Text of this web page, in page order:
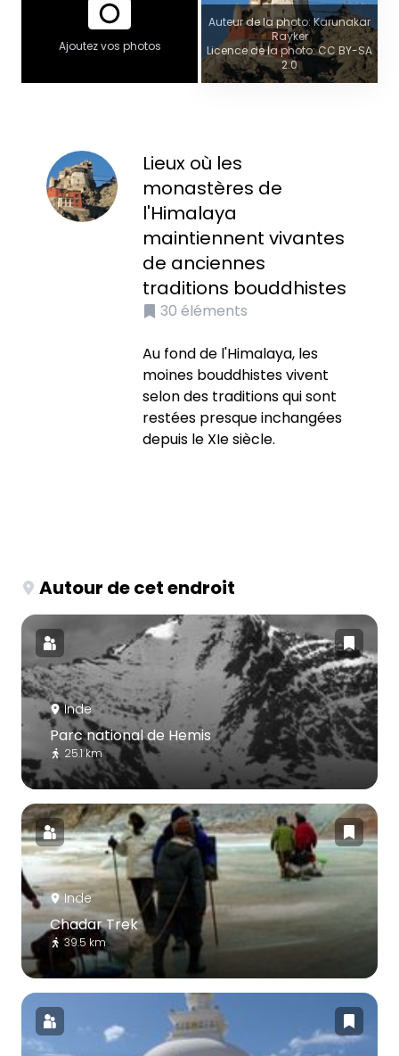
Ajoutez vos photos
Auteur de la photo: Karunakar
Rayker
Licence de la photo: CC BY-SA
2.0
Lieux où les
monastères de
l'Himalaya
maintiennent vivantes
de anciennes
traditions bouddhistes
30 éléments
Au fond de l'Himalaya, les
moines bouddhistes vivent
selon des traditions qui sont
restées presque inchangées
depuis le XIe siècle.
Autour de cet endroit
Inde
Parc national de Hemis
25.1 km
Inde
Chadar Trek
39.5 km